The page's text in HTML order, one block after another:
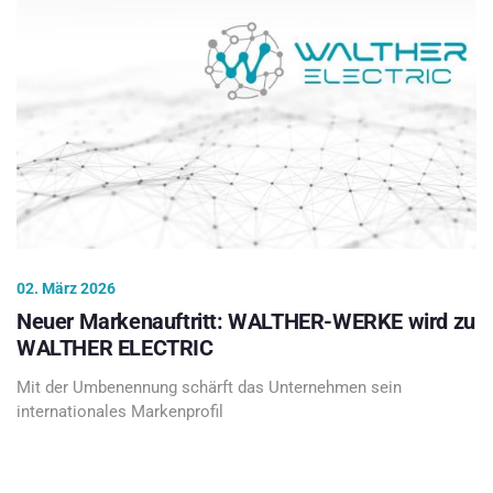
02. März 2026
Neuer Markenauftritt: WALTHER-WERKE wird zu
WALTHER ELECTRIC
Mit der Umbenennung schärft das Unternehmen sein
internationales Markenprofil